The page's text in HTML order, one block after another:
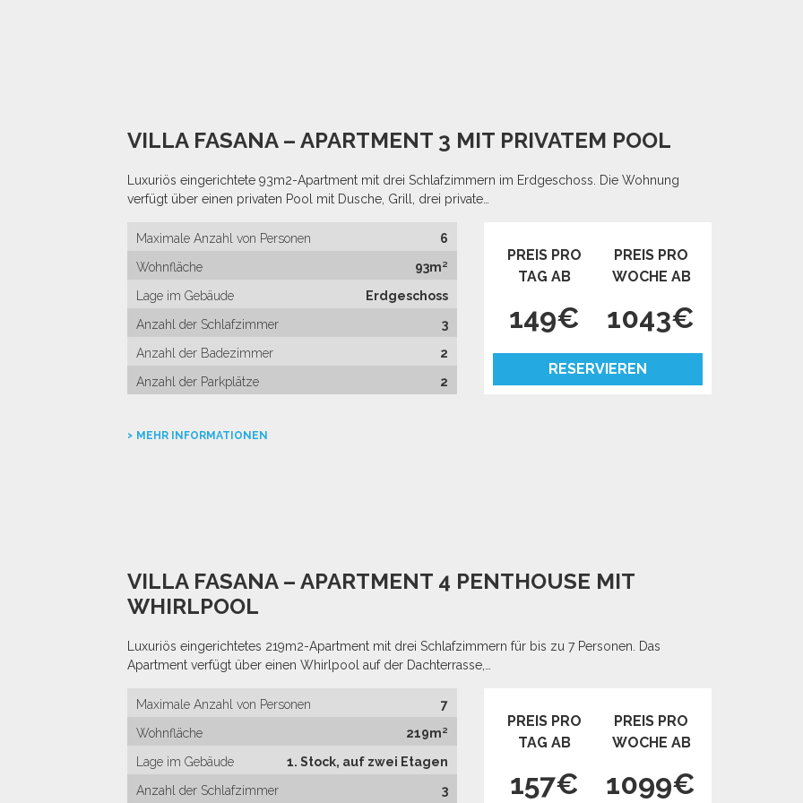
VILLA FASANA – APARTMENT 3 MIT PRIVATEM POOL
Luxuriös eingerichtete 93m2-Apartment mit drei Schlafzimmern im Erdgeschoss. Die Wohnung
verfügt über einen privaten Pool mit Dusche, Grill, drei private…
Maximale Anzahl von Personen
6
Wohnfläche
93m²
Lage im Gebäude
Erdgeschoss
Anzahl der Schlafzimmer
3
Anzahl der Badezimmer
2
Anzahl der Parkplätze
2
PREIS PRO
TAG AB
149€
PREIS PRO
WOCHE AB
1043€
RESERVIEREN
MEHR INFORMATIONEN
VILLA FASANA – APARTMENT 4 PENTHOUSE MIT
WHIRLPOOL
Luxuriös eingerichtetes 219m2-Apartment mit drei Schlafzimmern für bis zu 7 Personen. Das
Apartment verfügt über einen Whirlpool auf der Dachterrasse,…
Maximale Anzahl von Personen
7
Wohnfläche
219m²
Lage im Gebäude
1. Stock, auf zwei Etagen
Anzahl der Schlafzimmer
3
PREIS PRO
TAG AB
157€
PREIS PRO
WOCHE AB
1099€